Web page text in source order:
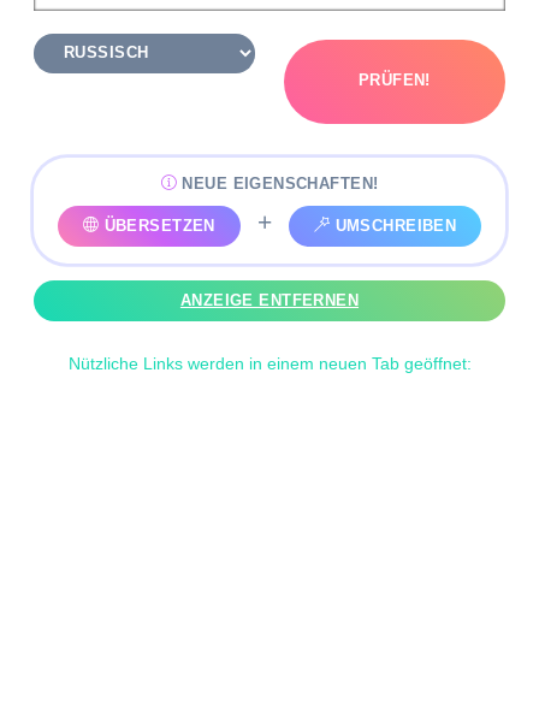
PRÜFEN!
NEUE EIGENSCHAFTEN!
ÜBERSETZEN + UMSCHREIBEN
ANZEIGE ENTFERNEN
Nützliche Links werden in einem neuen Tab geöffnet: